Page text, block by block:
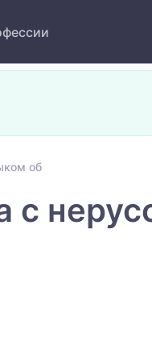
об
с